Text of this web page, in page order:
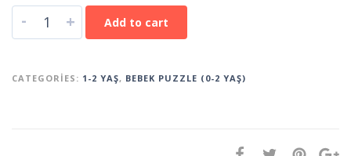
- + Add to cart
CATEGORIES: 1-2 YAŞ, BEBEK PUZZLE (0-2 YAŞ)